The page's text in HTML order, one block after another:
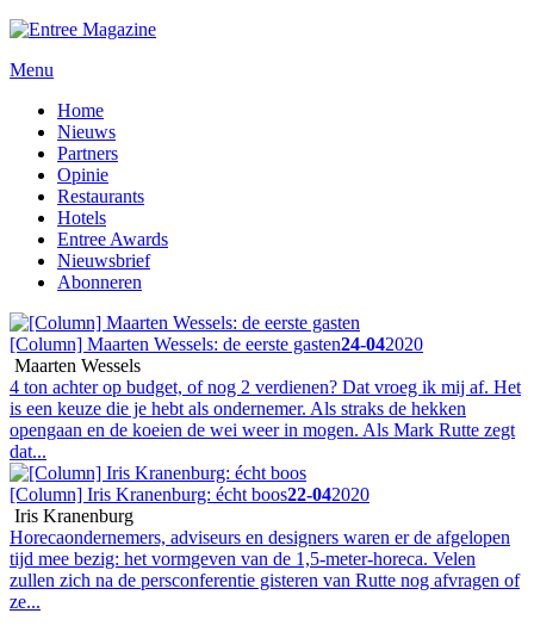
Menu
Home
Nieuws
Partners
Opinie
Restaurants
Hotels
Entree Awards
Nieuwsbrief
Abonneren
[Column] Maarten Wessels: de eerste gasten24-042020
Maarten Wessels
4 ton achter op budget, of nog 2 verdienen? Dat vroeg ik mij af. Het
is een keuze die je hebt als ondernemer. Als straks de hekken
opengaan en de koeien de wei weer in mogen. Als Mark Rutte zegt
dat...
[Column] Iris Kranenburg: écht boos22-042020
Iris Kranenburg
Horecaondernemers, adviseurs en designers waren er de afgelopen
tijd mee bezig: het vormgeven van de 1,5-meter-horeca. Velen
zullen zich na de persconferentie gisteren van Rutte nog afvragen of
ze...